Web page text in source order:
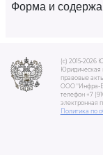
Форма и
(c) 2015-2026
Юридическая
правовые
ООО "Инфра-
телефон +7
электронная
Политика по